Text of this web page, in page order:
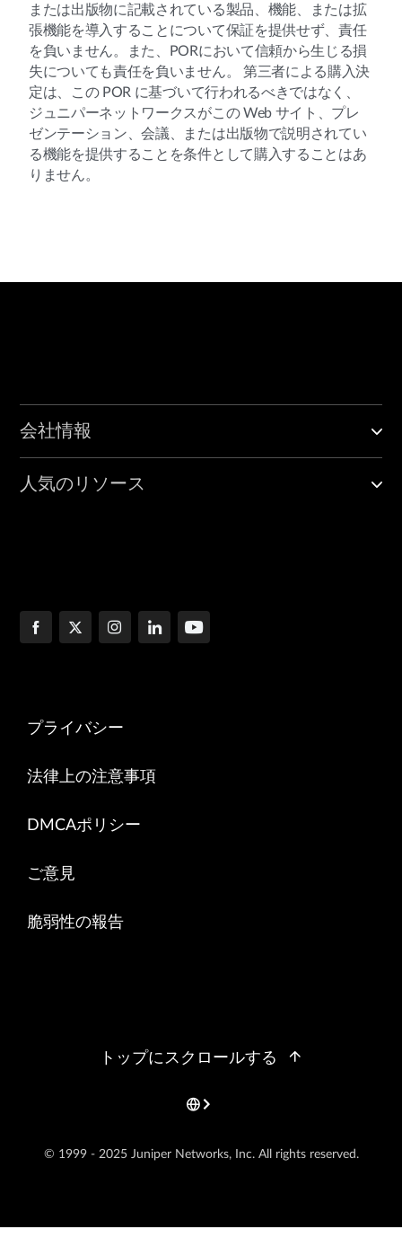
または出版物に記載されている製品、機能、または拡
張機能を導入することについて保証を提供せず、責任
を負いません。また、PORにおいて信頼から生じる損
失についても責任を負いません。 第三者による購入決
定は、この POR に基づいて行われるべきではなく、
ジュニパーネットワークスがこの Web サイト、プレ
ゼンテーション、会議、または出版物で説明されてい
る機能を提供することを条件として購入することはあ
りません。
会社情報
人気のリソース
プライバシー
法律上の注意事項
DMCAポリシー
ご意見
脆弱性の報告
© 1999 - 2025 Juniper Networks, Inc. All rights reserved.
トップにスクロールする